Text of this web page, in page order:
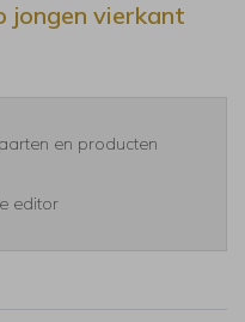
jongen vierkant
en producten
editor